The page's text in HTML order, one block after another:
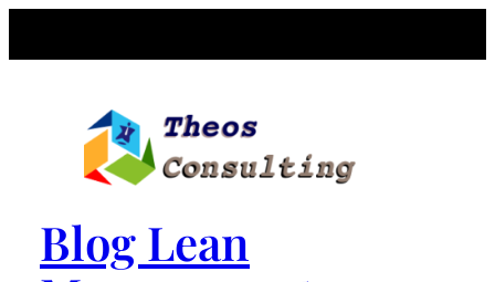
Blog Lean